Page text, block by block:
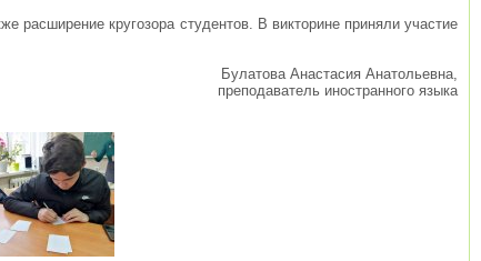
расширение кругозора студентов. В викторине приняли участие
Булатова Анастасия Анатольевна,
преподаватель иностранного языка